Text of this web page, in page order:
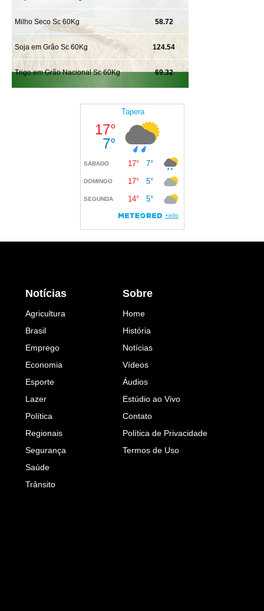
Notícias
Agricultura
Brasil
Emprego
Economia
Esporte
Lazer
Política
Regionais
Segurança
Saúde
Trânsito
Sobre
Home
História
Notícias
Vídeos
Áudios
Estúdio ao Vivo
Contato
Política de Privacidade
Termos de Uso